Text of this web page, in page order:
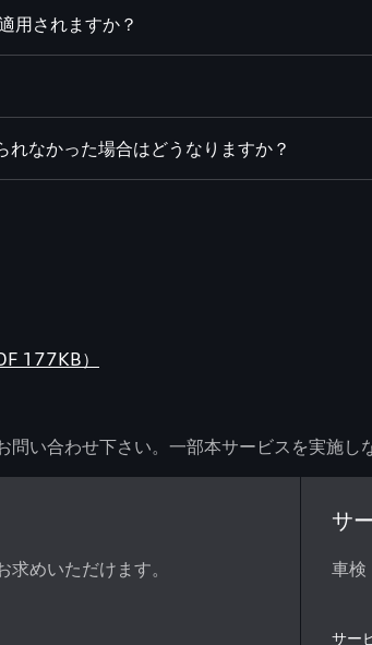
用されますか？
なかった場合はどうなりますか？
177KB）
い合わせ下さい。一部本サービスを実施し
めいただけます。
サ
車検
サー